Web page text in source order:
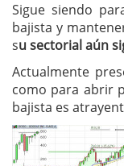
Sigue siendo
bajista y
su sectorial aún
Actualmente
como para abrir
bajista es